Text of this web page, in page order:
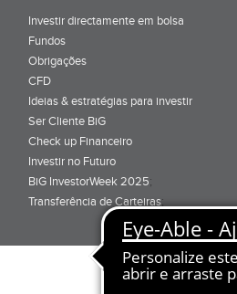
Investir directamente em bolsa
Fundos
Obrigações
CFD
Ideias & estratégias para investir
Ser Cliente BiG
Check up Financeiro
Investir no Futuro
BiG InvestorWeek 2025;
Transferência de Carteiras;